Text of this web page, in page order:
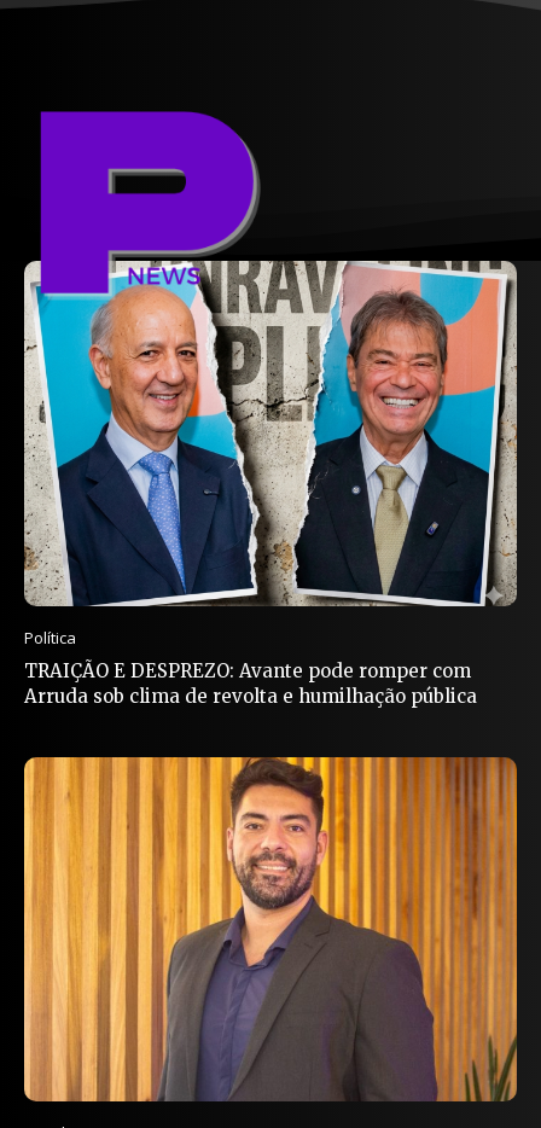
Política
TRAIÇÃO E DESPREZO: Avante pode romper com
Arruda sob clima de revolta e humilhação pública